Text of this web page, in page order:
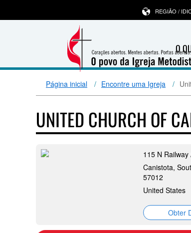
O
REGIÃO /
Página inicial Encontre uma Igreja
UNITED CHURCH OF
115 N Railway
Canistota,
57012
United States
Obter